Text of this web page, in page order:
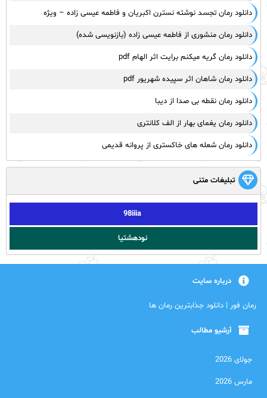
دانلود رمان تجسد نوشته نسترن اکبریان و فاطمه عیسی زاده – ویژه
دانلود رمان منشوری از فاطمه عیسی زاده (بازنویسی شده)
دانلود رمان گریه میکنم برایت اثر الهام pdf
دانلود رمان شاهان اثر سپیده شهریور pdf
دانلود رمان نقطه بی صدا از دیبا
دانلود رمان یغمای بهار از الف کلانتری
دانلود رمان شعله های خاکستری از پروانه قدیمی
تبلیغات متنی
98iiia
نودهشتیا
درباره سایت
رمان فور | دانلود جذابترین رمان ها
آرشیو مطالب
جولای 2026
مارس 2026